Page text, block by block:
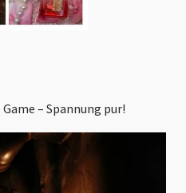
Game – Spannung pur!